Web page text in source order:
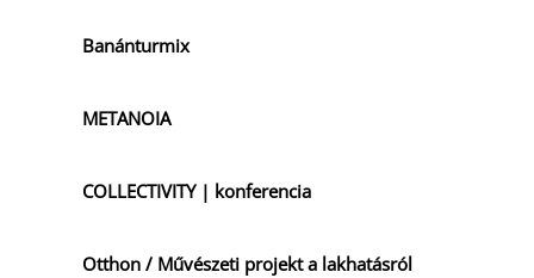
Banánturmix
METANOIA
COLLECTIVITY | konferencia
Otthon / Művészeti projekt a lakhatásról